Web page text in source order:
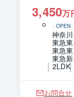
3,450万
OPEN
神奈
東急
東急
東急
2LDK
お問合せ